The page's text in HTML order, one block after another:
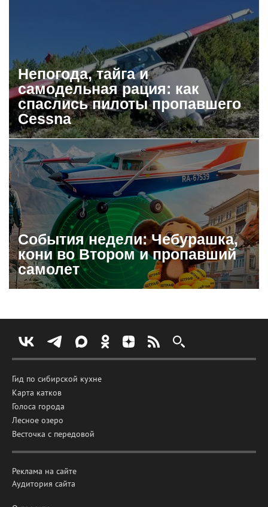
Непогода, тайга и
самодельная рация: как
спаслись пилоты пропавшего
Cessna
События недели: Чебурашка,
кони во Втором и пропавший
самолет
Гид по сибирской кухне
Карта катков
Голоса города
Лесное озеро
Весточка с передовой
Реклама на сайте
Аудитория сайта